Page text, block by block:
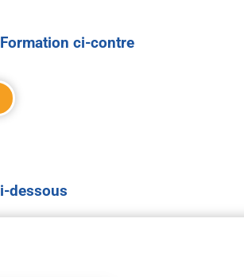
ci-contre
dessous